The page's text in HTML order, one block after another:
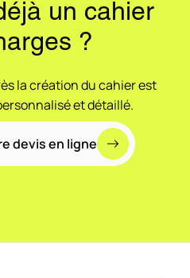
un cahier
?
la création du cahier est
et détaillé.
devis en ligne